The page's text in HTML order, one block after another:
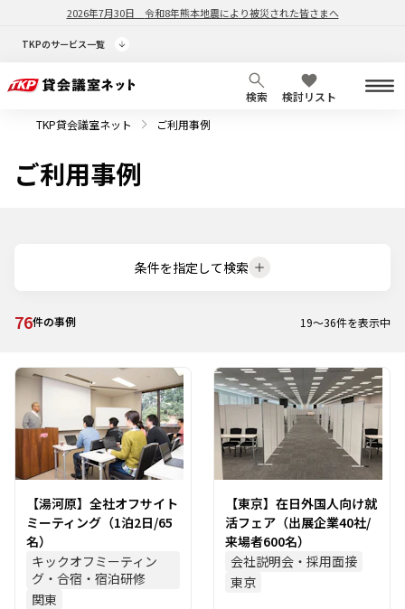
2026年7月30日 令和8年熊本地震により被災された皆さまへ
TKPのサービス一覧
検索
検討リスト
TKP貸会議室ネット
ご利用事例
ご利用事例
条件を指定して検索
76件の事例 19～36件を表示中
【湯河原】全社オフサイト
ミーティング（1泊2日/65
名）
キックオフミーティン
グ・合宿・宿泊研修
関東
【東京】在日外国人向け就
活フェア（出展企業40社/
来場者600名）
会社説明会・採用面接
東京